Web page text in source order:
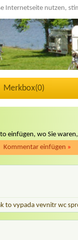
Internetseite nutzen,
Merkbox(0)
einfügen, wo Sie
Kommentar einfügen »
to vypada vevnitr wc